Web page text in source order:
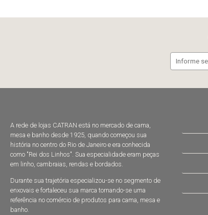
A rede de lojas CATRAN está no mercado de cama,
mesa e banho desde 1925, quando começou sua
história no centro do Rio de Janeiro e era conhecida
como "Rei dos Linhos". Sua especialidade eram peças
em linho, cambraias, rendas e bordados.
Durante sua trajetória especializou-se no segmento de
enxovais e fortaleceu sua marca tornando-se uma
referência no comércio de produtos para cama, mesa e
banho.